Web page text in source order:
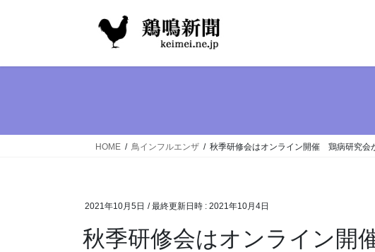
HOME 鳥インフルエンザ 秋季研修会はオンライン開催 鶏病研究会
2021年10月5日 / 最終更新日時 : 2021年10月4日
秋季研修会はオンライン開